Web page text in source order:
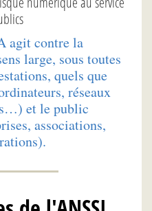
agit contre la
large, sous toutes
quels que
réseaux
et le public
associations,